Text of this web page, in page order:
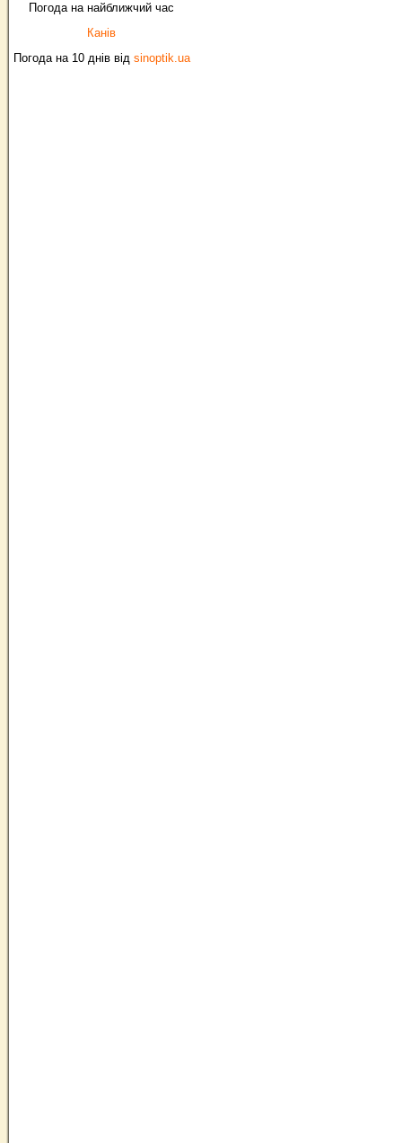
Погода на найближчий час
Канів
Погода на 10 днів від sinoptik.ua